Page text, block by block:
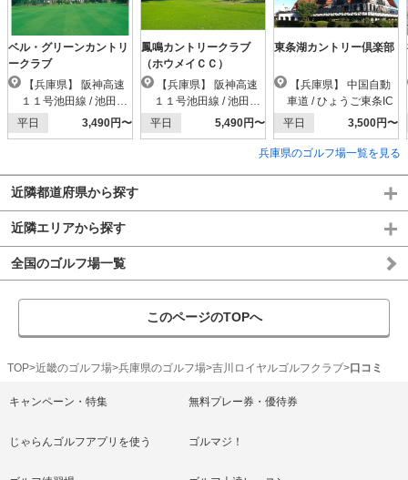
ベル・グリーンカントリ
ークラブ
１１号池田線 / 池田木
部IC
平日 3,490円〜
鳳鳴カントリークラブ
（ホウメイＣＣ）
１１号池田線 / 池田木
部IC
平日 5,490円〜
東条湖カントリー倶楽部
車道 / ひょうご東条IC
平日
3,500円〜
兵庫県のゴルフ場一覧を見る
近隣都道府県から探す
近隣エリアから探す
全国のゴルフ場一覧
このページのTOPへ
TOP 近畿のゴルフ場 兵庫県のゴルフ場 吉川ロイヤルゴルフクラブ 口コミ
キャンペーン・特集 無料プレー券・優待券
じゃらんゴルフアプリを使う ゴルマジ！